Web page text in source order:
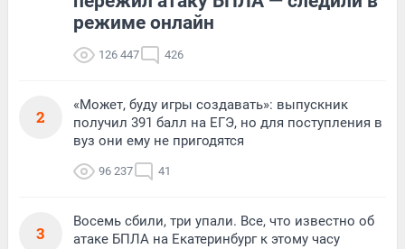
режиме онлайн
126 447 426
2
«Может, буду игры создавать»: выпускник
получил 391 балл на ЕГЭ, но для поступления в
вуз они ему не пригодятся
96 237 41
3
Восемь сбили, три упали. Все, что известно об
атаке БПЛА на Екатеринбург к этому часу